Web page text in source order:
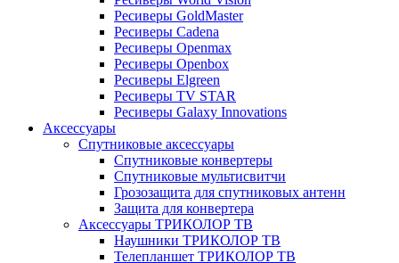
Ресиверы GoldMaster
Ресиверы Cadena
Ресиверы Openmax
Ресиверы Openbox
Ресиверы Elgreen
Ресиверы TV STAR
Ресиверы Galaxy Innovations
Аксессуары
Спутниковые аксессуары
Спутниковые конвертеры
Спутниковые мультисвитчи
Грозозащита для спутниковых антенн
Защита для конвертера
Аксессуары ТРИКОЛОР ТВ
Наушники ТРИКОЛОР ТВ
Телепланшет ТРИКОЛОР ТВ